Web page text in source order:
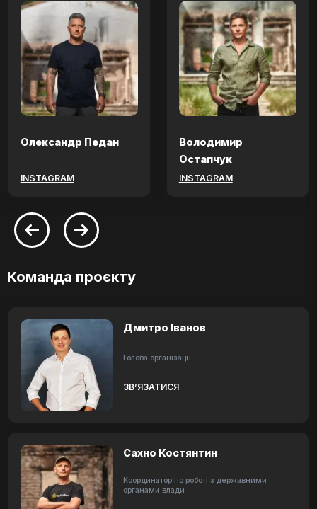
Олександр Педан
INSTAGRAM
Володимир
Остапчук
INSTAGRAM
Команда проєкту
Дмитро Іванов
Голова організації
ЗВ’ЯЗАТИСЯ
Сахно Костянтин
Координатор по роботі з державними
органами влади